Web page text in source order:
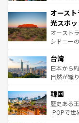
部のニュ
文化が魅
しみなが
るだろう
情報は
ワイ島は
島だが、
おすすめ
文化や歴
人々、お
ク、伝統
っている
はコンテン
オース
光スポッ
オースト
シドニー
リアリー
ク）、タ
ど、見ど
いる。ア
ビング、
い。オー
台湾
日本から
自然が織
ン）、静
と山間の
驚きをも
韓国
歴史ある
-POPで世